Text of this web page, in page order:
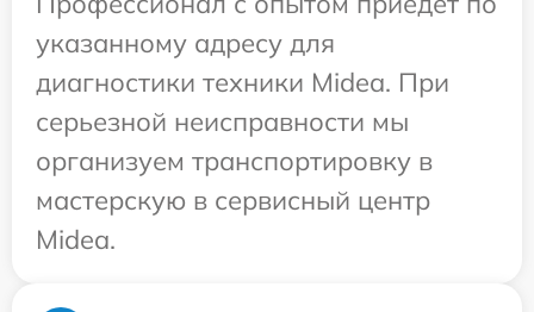
указанному адресу для
диагностики техники Midea. При
серьезной неисправности мы
организуем транспортировку в
мастерскую в сервисный центр
Midea.